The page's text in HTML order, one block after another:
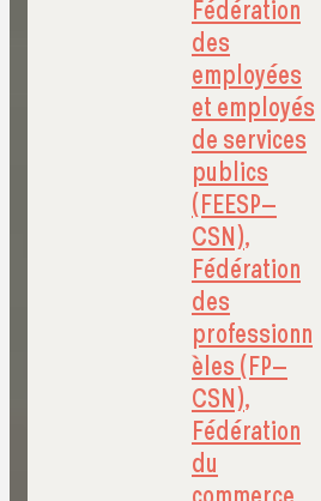
Fédération
des
employées
et employés
de services
publics
(FEESP–
CSN),
Fédération
des
professionn
èles (FP–
CSN),
Fédération
du